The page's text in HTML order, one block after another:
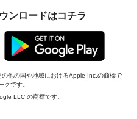
ンロードはコチラ
他の国や地域におけるApple Inc.の商標で
です。
LLC の商標です。